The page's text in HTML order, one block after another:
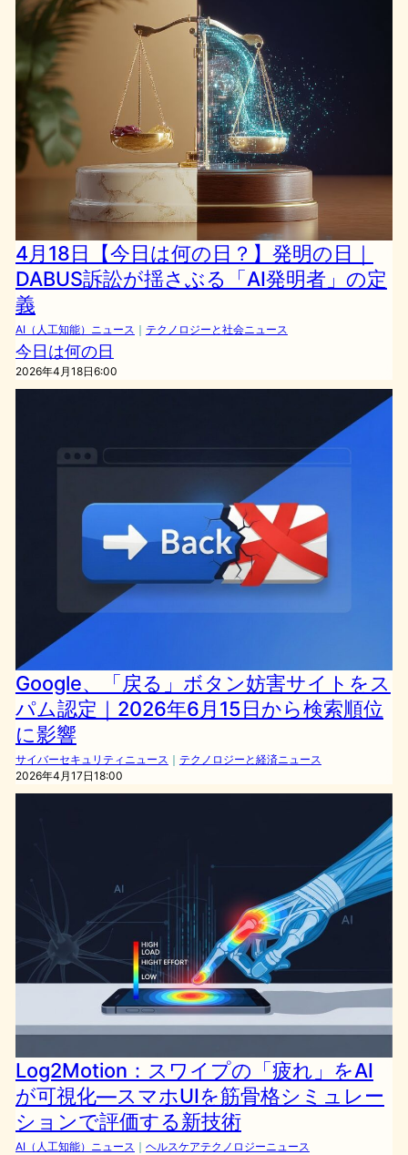
4月18日【今日は何の日？】発明の日｜
DABUS訴訟が揺さぶる「AI発明者」の定
義
AI（人工知能）ニュース ｜ テクノロジーと社会ニュース
今日は何の日
2026年4月18日6:00
Google、「戻る」ボタン妨害サイトをス
パム認定｜2026年6月15日から検索順位
に影響
サイバーセキュリティニュース ｜ テクノロジーと経済ニュース
2026年4月17日18:00
Log2Motion：スワイプの「疲れ」をAI
が可視化—スマホUIを筋骨格シミュレー
ションで評価する新技術
AI（人工知能）ニュース ｜ ヘルスケアテクノロジーニュース